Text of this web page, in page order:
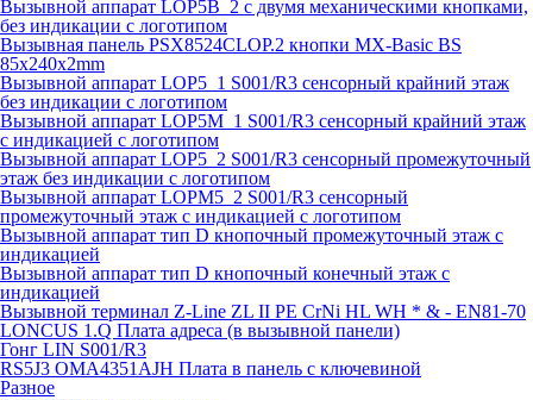
Вызывной аппарат LOP5B_2 с двумя механическими кнопками,
без индикации с логотипом
Вызывная панель PSX8524CLOP.2 кнопки MX-Basic BS
85х240х2mm
Вызывной аппарат LOP5_1 S001/R3 сенсорный крайний этаж
без индикации с логотипом
Вызывной аппарат LOP5M_1 S001/R3 сенсорный крайний этаж
с индикацией с логотипом
Вызывной аппарат LOP5_2 S001/R3 сенсорный промежуточный
этаж без индикации с логотипом
Вызывной аппарат LOPM5_2 S001/R3 сенсорный
промежуточный этаж с индикацией с логотипом
Вызывной аппарат тип D кнопочный промежуточный этаж с
индикацией
Вызывной аппарат тип D кнопочный конечный этаж с
индикацией
Вызывной терминал Z-Line ZL II PE CrNi HL WH * & - EN81-70
LONCUS 1.Q Плата адреса (в вызывной панели)
Гонг LIN S001/R3
RS5J3 OMA4351AJH Плата в панель с ключевиной
Разное